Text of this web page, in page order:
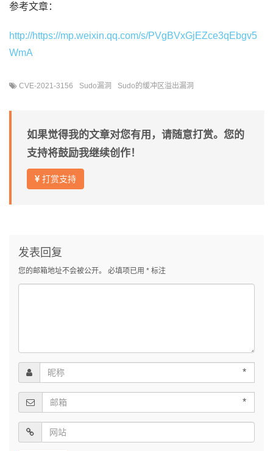
参考文章：
http://https://mp.weixin.qq.com/s/PVgBVxGjEZce3qEbgv5
WmA
CVE-2021-3156 Sudo漏洞 Sudo的缓冲区溢出漏洞
如果觉得我的文章对您有用，请随意打赏。您的
支持将鼓励我继续创作！
打赏支持
发表回复
您的邮箱地址不会被公开。 必填项已用 * 标注
*
*